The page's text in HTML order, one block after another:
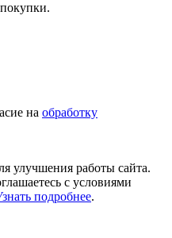
на обработку
улучшения работы сайта.
с условиями
подробнее.